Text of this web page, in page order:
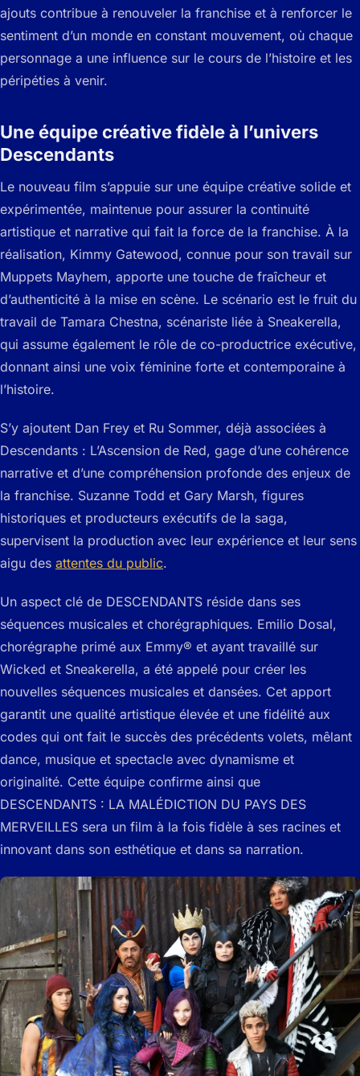
ajouts contribue à renouveler la franchise et à renforcer le
sentiment d’un monde en constant mouvement, où chaque
personnage a une influence sur le cours de l’histoire et les
péripéties à venir.
Une équipe créative fidèle à l’univers
Descendants
Le nouveau film s’appuie sur une équipe créative solide et
expérimentée, maintenue pour assurer la continuité
artistique et narrative qui fait la force de la franchise. À la
réalisation, Kimmy Gatewood, connue pour son travail sur
Muppets Mayhem, apporte une touche de fraîcheur et
d’authenticité à la mise en scène. Le scénario est le fruit du
travail de Tamara Chestna, scénariste liée à Sneakerella,
qui assume également le rôle de co-productrice exécutive,
donnant ainsi une voix féminine forte et contemporaine à
l’histoire.
S’y ajoutent Dan Frey et Ru Sommer, déjà associées à
Descendants : L’Ascension de Red, gage d’une cohérence
narrative et d’une compréhension profonde des enjeux de
la franchise. Suzanne Todd et Gary Marsh, figures
historiques et producteurs exécutifs de la saga,
supervisent la production avec leur expérience et leur sens
aigu des attentes du public.
Un aspect clé de DESCENDANTS réside dans ses
séquences musicales et chorégraphiques. Emilio Dosal,
chorégraphe primé aux Emmy® et ayant travaillé sur
Wicked et Sneakerella, a été appelé pour créer les
nouvelles séquences musicales et dansées. Cet apport
garantit une qualité artistique élevée et une fidélité aux
codes qui ont fait le succès des précédents volets, mêlant
dance, musique et spectacle avec dynamisme et
originalité. Cette équipe confirme ainsi que
DESCENDANTS : LA MALÉDICTION DU PAYS DES
MERVEILLES sera un film à la fois fidèle à ses racines et
innovant dans son esthétique et dans sa narration.